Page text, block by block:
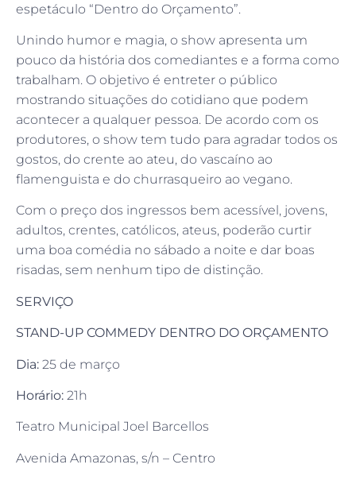
espetáculo “Dentro do Orçamento”.
Unindo humor e magia, o show apresenta um
pouco da história dos comediantes e a forma como
trabalham. O objetivo é entreter o público
mostrando situações do cotidiano que podem
acontecer a qualquer pessoa. De acordo com os
produtores, o show tem tudo para agradar todos os
gostos, do crente ao ateu, do vascaíno ao
flamenguista e do churrasqueiro ao vegano.
Com o preço dos ingressos bem acessível, jovens,
adultos, crentes, católicos, ateus, poderão curtir
uma boa comédia no sábado a noite e dar boas
risadas, sem nenhum tipo de distinção.
SERVIÇO
STAND-UP COMMEDY DENTRO DO ORÇAMENTO
Dia: 25 de março
Horário: 21h
Teatro Municipal Joel Barcellos
Avenida Amazonas, s/n – Centro